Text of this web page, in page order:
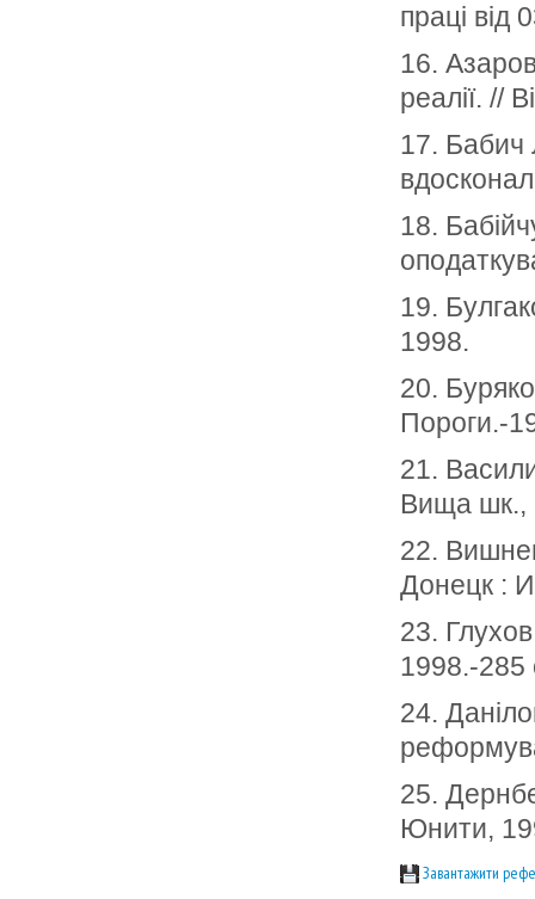
праці
16.
реалії. //
17. Бабич
18.
19.
1998.
20.
Пороги.-
21.
Вища шк.,
22.
Донецк :
23.
1998.-285
24.
25.
Юнити,
Завантажити